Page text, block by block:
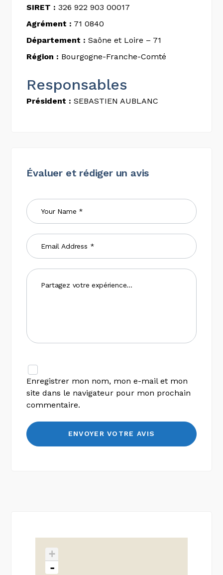
SIRET : 326 922 903 00017
Agrément : 71 0840
Département : Saône et Loire – 71
Région : Bourgogne-Franche-Comté
Responsables
Président : SEBASTIEN AUBLANC
Évaluer et rédiger un avis
Enregistrer mon nom, mon e-mail et mon
site dans le navigateur pour mon prochain
commentaire.
+
-